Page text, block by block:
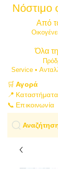
Νόστιμο
Από
​Όλα
​Service •
🛒Αγορά
📍 Καταστήματα
📞 Επικοινωνία